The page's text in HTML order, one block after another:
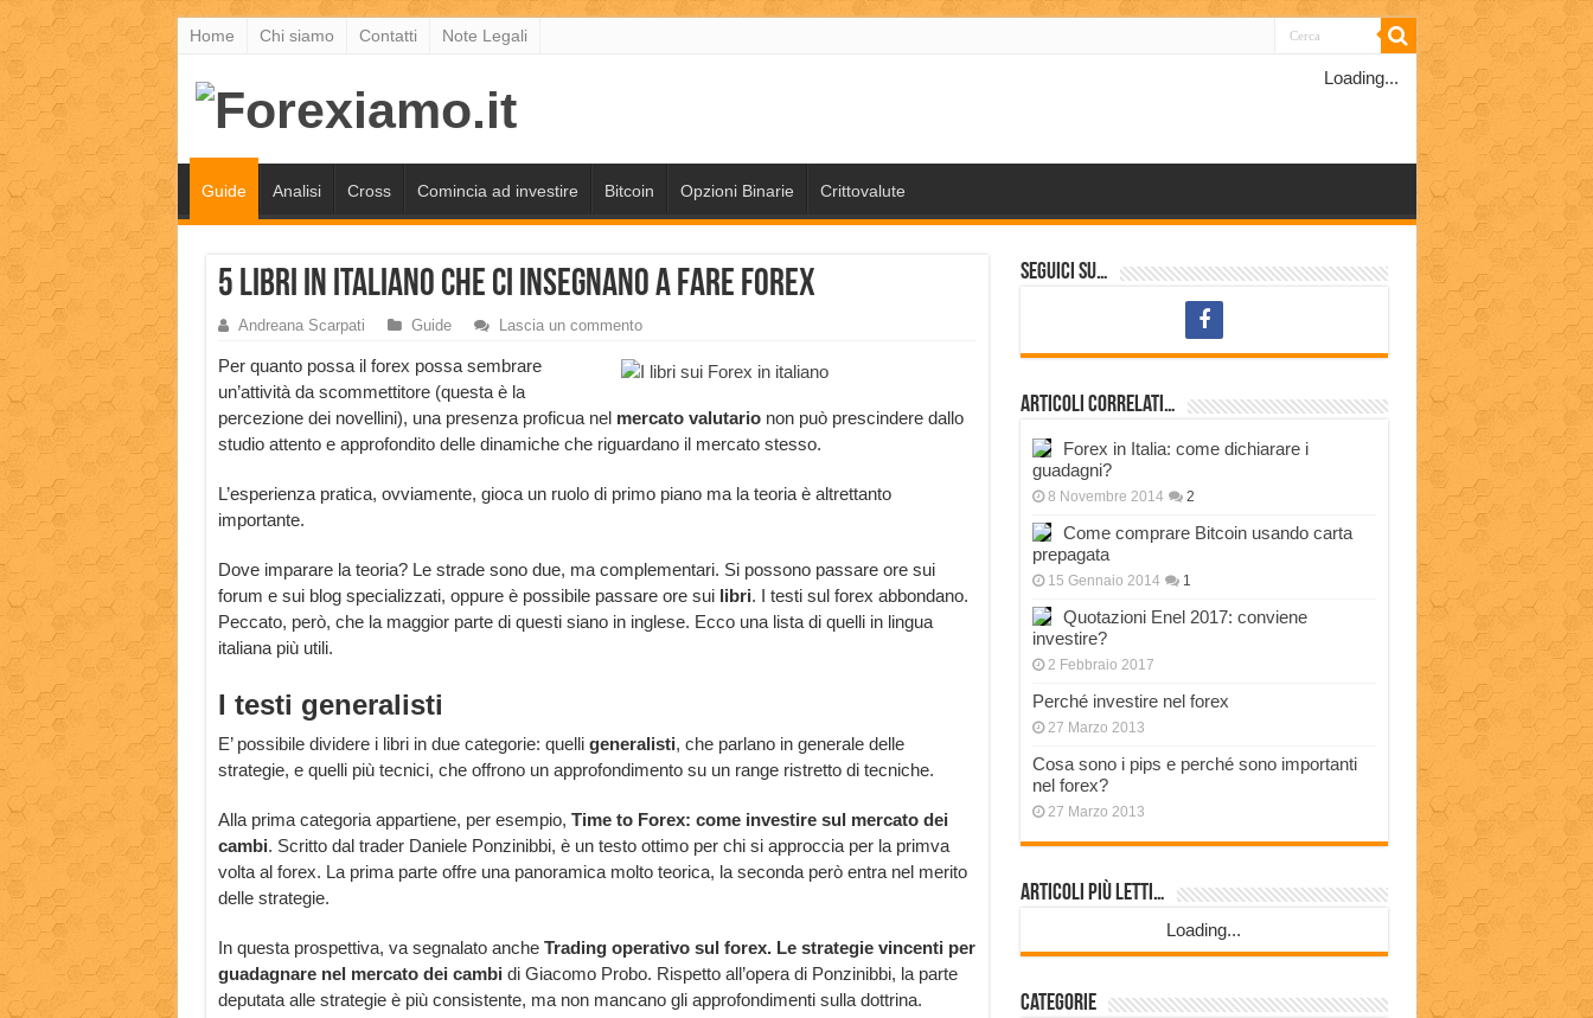
Home Chi siamo Contatti Note Legali
Loading...
Guide Analisi Cross Comincia ad investire Bitcoin Opzioni Binarie Crittovalute
5 libri in italiano che ci insegnano a fare Forex
Andreana Scarpati Guide Lascia un commento
Per quanto possa il forex possa sembrare
un’attività da scommettitore (questa è la
percezione dei novellini), una presenza proficua nel mercato valutarionon può prescindere dallo
studio attento e approfondito delle dinamiche che riguardano il mercato stesso.
L’esperienza pratica, ovviamente, gioca un ruolo di primo piano ma la teoria è altrettanto
importante.
Dove imparare la teoria? Le strade sono due, ma complementari. Si possono passare ore sui
forum e sui blog specializzati, oppure è possibile passare ore sui libri. I testi sul forex abbondano.
Peccato, però, che la maggior parte di questi siano in inglese. Ecco una lista di quelli in lingua
italiana più utili.
I testi generalisti
E’ possibile dividere i libri in due categorie: quelli generalisti, che parlano in generale delle
strategie, e quelli più tecnici, che offrono un approfondimento su un range ristretto di tecniche.
Alla prima categoria appartiene, per esempio, Time to Forex: come investire sul mercato dei
cambi. Scritto dal trader Daniele Ponzinibbi, è un testo ottimo per chi si approccia per la primva
volta al forex. La prima parte offre una panoramica molto teorica, la seconda però entra nel merito
delle strategie.
In questa prospettiva, va segnalato anche Trading operativo sul forex. Le strategie vincenti per
guadagnare nel mercato dei cambi di Giacomo Probo. Rispetto all’opera di Ponzinibbi, la parte
deputata alle strategie è più consistente, ma non mancano gli approfondimenti sulla dottrina.
Seguici su…
Articoli correlati…
Forex in Italia: come dichiarare i
guadagni?
8 Novembre 2014 2
Come comprare Bitcoin usando carta
prepagata
15 Gennaio 2014 1
Quotazioni Enel 2017: conviene
investire?
2 Febbraio 2017
Perché investire nel forex
27 Marzo 2013
Cosa sono i pips e perché sono importanti
nel forex?
27 Marzo 2013
Articoli più Letti…
Loading...
Categorie